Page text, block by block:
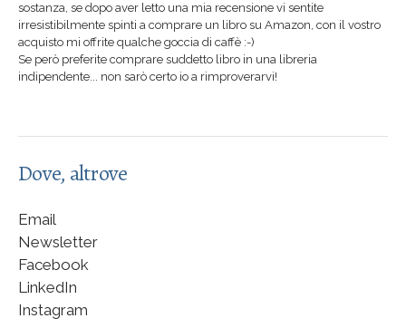
sostanza, se dopo aver letto una mia recensione vi sentite
irresistibilmente spinti a comprare un libro su Amazon, con il vostro
acquisto mi offrite qualche goccia di caffè :-)
Se però preferite comprare suddetto libro in una libreria
indipendente... non sarò certo io a rimproverarvi!
Dove, altrove
Email
Newsletter
Facebook
LinkedIn
Instagram